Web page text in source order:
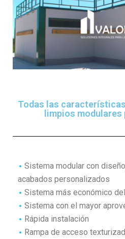
Todas las
limpios
Sistema modular con
acabados personalizados
Sistema más económico
Sistema con el mayor
Rápida instalación
Rampa de acceso